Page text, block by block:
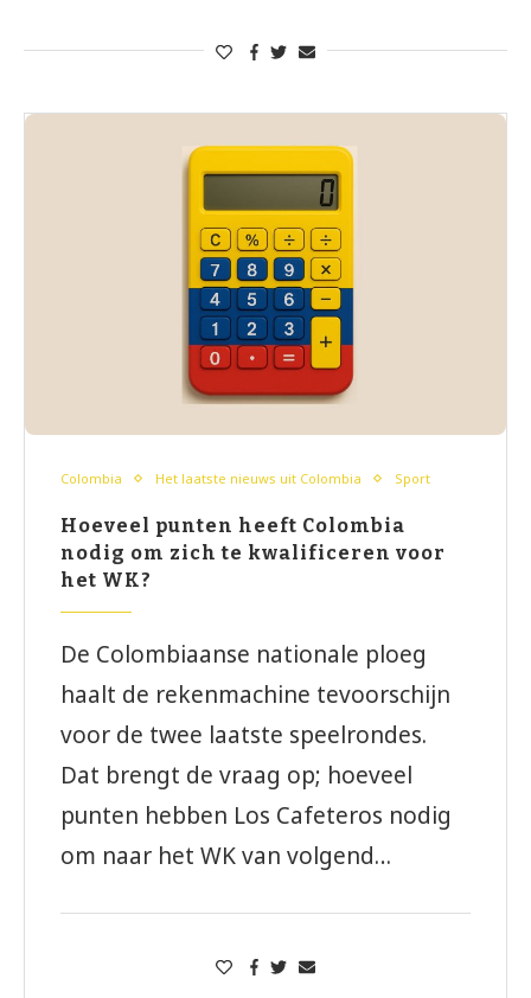
Colombia Het laatste nieuws uit Colombia Sport
Hoeveel punten heeft Colombia
nodig om zich te kwalificeren voor
het WK?
De Colombiaanse nationale ploeg
haalt de rekenmachine tevoorschijn
voor de twee laatste speelrondes.
Dat brengt de vraag op; hoeveel
punten hebben Los Cafeteros nodig
om naar het WK van volgend…